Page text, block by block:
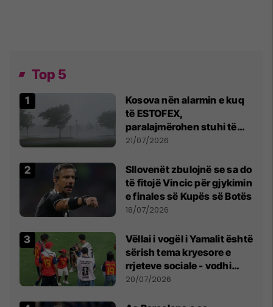
Top 5
Kosova nën alarmin e kuq
të ESTOFEX,
paralajmërohen stuhi të
fuqishme me breshër dhe
21/07/2026
Sllovenët zbulojnë se sa do
të fitojë Vincic për gjykimin
e finales së Kupës së Botës
18/07/2026
Vëllai i vogël i Yamalit është
sërish tema kryesore e
rrjeteve sociale - vodhi
vëmendjen pas finales së
20/07/2026